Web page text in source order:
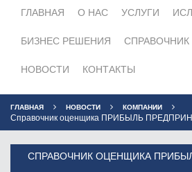
ГЛАВНАЯ О НАС УСЛУГИ
БИЗНЕС РЕШЕНИЯ
НОВОСТИ КОНТАКТЫ
ГЛАВНАЯ НОВОСТИ КОМПАНИИ
Справочник оценщика ПРИБЫЛЬ
СПРАВОЧНИК ОЦЕНЩИКА